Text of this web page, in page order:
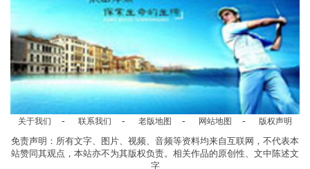
关于我们 - 联系我们 - 老版地图 - 网站地图 - 版权声明
免责声明：所有文字、图片、视频、音频等资料均来自互联网，不代表本
站赞同其观点，本站亦不为其版权负责。相关作品的原创性、文中陈述文
字